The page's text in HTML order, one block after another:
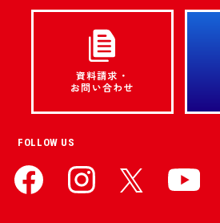
FOLLOW US
資料請求・
お問い合わせ